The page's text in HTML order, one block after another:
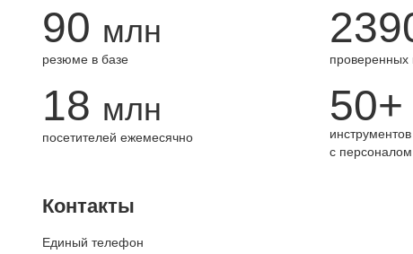
90 млн
резюме в базе проверенных
18 млн
посетителей ежемесячно
50+
с персоналом
Контакты
Единый телефон